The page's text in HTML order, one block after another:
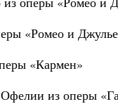
«Ромео и
«Кармен»
из оперы